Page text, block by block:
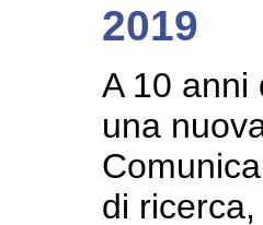
2019
A 10 anni
una
di